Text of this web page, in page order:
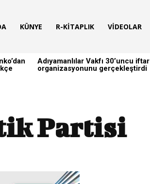
KÜNYE R-KITAPLIK VIDEOLAR
Adıyamanlılar Vakfı 30’uncu iftar
organizasyonunu gerçekleştirdi
Partisi